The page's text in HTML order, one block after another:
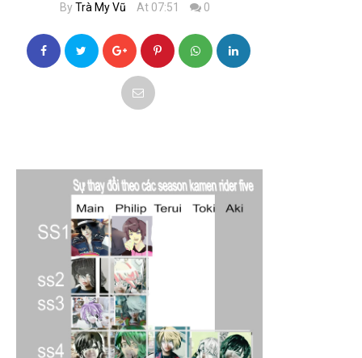
ByTrà My Vũ At 07:51 0